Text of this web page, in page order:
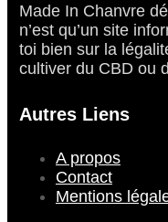
Made In Chanvre
n’est qu’un site
toi bien sur la
cultiver du CBD ou
Autres Liens
A propos
Contact
Mentions